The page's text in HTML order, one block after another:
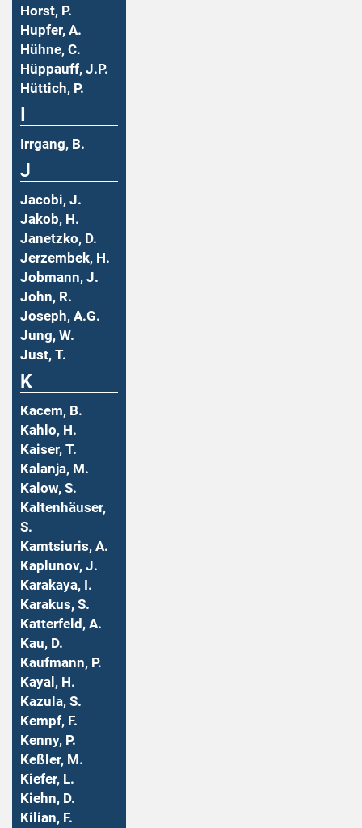
Horst, P.
Hupfer, A.
Hühne, C.
Hüppauff, J.P.
Hüttich, P.
Irrgang, B.
J
Jacobi, J.
Jakob, H.
Janetzko, D.
Jerzembek, H.
Jobmann, J.
John, R.
Joseph, A.G.
Jung, W.
Just, T.
K
Kacem, B.
Kahlo, H.
Kaiser, T.
Kalanja, M.
Kalow, S.
Kaltenhäuser,
S.
Kamtsiuris, A.
Kaplunov, J.
Karakaya, I.
Karakus, S.
Katterfeld, A.
Kau, D.
Kaufmann, P.
Kayal, H.
Kazula, S.
Kempf, F.
Kenny, P.
Keßler, M.
Kiefer, L.
Kiehn, D.
Kilian, F.